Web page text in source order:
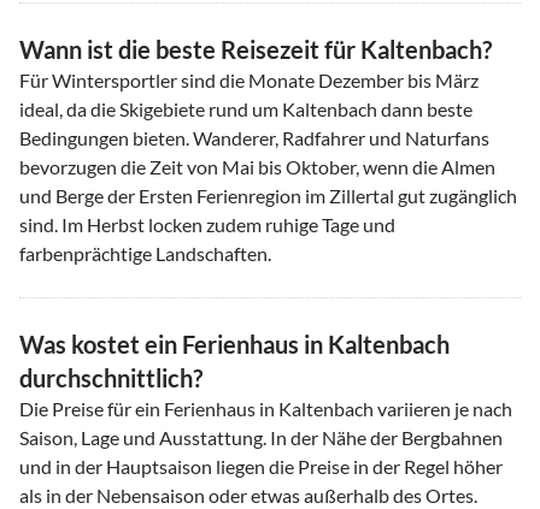
Wann ist die beste Reisezeit für Kaltenbach?
Für Wintersportler sind die Monate Dezember bis März
ideal, da die Skigebiete rund um Kaltenbach dann beste
Bedingungen bieten. Wanderer, Radfahrer und Naturfans
bevorzugen die Zeit von Mai bis Oktober, wenn die Almen
und Berge der Ersten Ferienregion im Zillertal gut zugänglich
sind. Im Herbst locken zudem ruhige Tage und
farbenprächtige Landschaften.
Was kostet ein Ferienhaus in Kaltenbach
durchschnittlich?
Die Preise für ein Ferienhaus in Kaltenbach variieren je nach
Saison, Lage und Ausstattung. In der Nähe der Bergbahnen
und in der Hauptsaison liegen die Preise in der Regel höher
als in der Nebensaison oder etwas außerhalb des Ortes.